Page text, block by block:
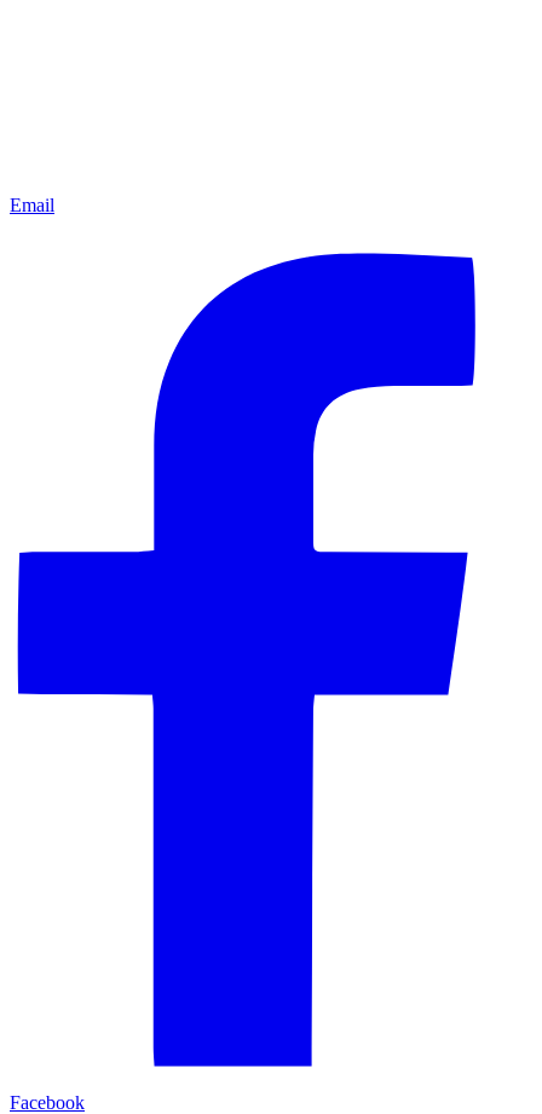
Email
Facebook